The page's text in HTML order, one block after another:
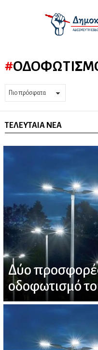
ΤΕΛΕΥΤΑΊΑ ΝΈΑ
Δύο
οδοφωτισμό